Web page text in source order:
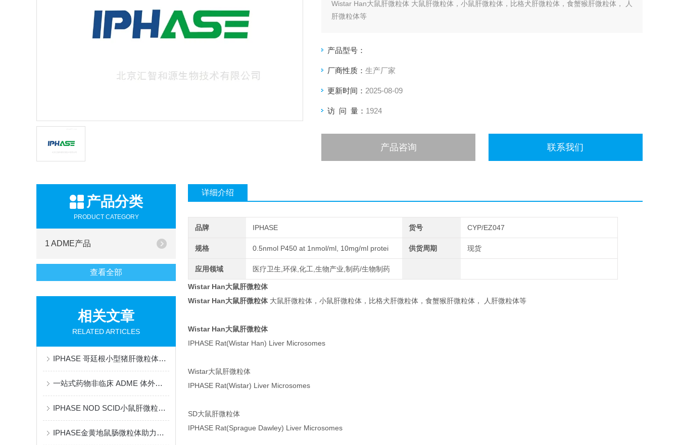
Wistar Han大鼠肝微粒体 大鼠肝微粒体，小鼠肝微粒体，比格犬肝微粒体，食蟹猴肝微粒体， 人
肝微粒体等
产品型号：
厂商性质： 生产厂家
更新时间： 2025-08-09
访 问 量： 1924
产品咨询 联系我们
产品分类
PRODUCT CATEGORY
1 ADME产品
查看全部
相关文章
RELATED ARTICLES
IPHASE 哥廷根小型猪肝微粒体助力药物代谢研究
一站式药物非临床 ADME 体外代谢研究解决方案
IPHASE NOD SCID小鼠肝微粒体助力药物代谢研究
IPHASE金黄地鼠肠微粒体助力药物代谢研究
详细介绍
品牌 IPHASE 货号 CYP/EZ047
规格 0.5nmol P450 at 1nmol/ml, 10mg/ml protei 供货周期 现货
应用领域 医疗卫生,环保,化工,生物产业,制药/生物制药
Wistar Han大鼠肝微粒体
Wistar Han大鼠肝微粒体大鼠肝微粒体，小鼠肝微粒体，比格犬肝微粒体，食蟹猴肝微粒体， 人肝微粒体等
Wistar Han大鼠肝微粒体
IPHASE Rat(Wistar Han) Liver Microsomes
Wistar大鼠肝微粒体
IPHASE Rat(Wistar) Liver Microsomes
SD大鼠肝微粒体
IPHASE Rat(Sprague Dawley) Liver Microsomes